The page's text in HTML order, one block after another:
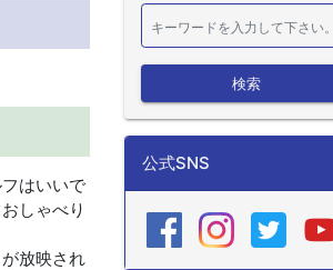
はいいで
しゃべり
放映され
検索
公式SNS